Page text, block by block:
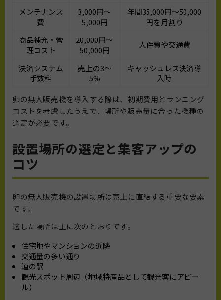
メンテナンス
費
3,000円～
5,000円
年間35,000円～50,000
円を月割り
商品補充・管
理コスト
20,000円～
50,000円
人件費や交通費
決済システム
手数料
売上の3～
5%
キャッシュレス決済導
入時
卵の無人販売機を導入する際は、初期費用とランニング
コストを考慮したうえで、場所や販売量に合った機種の
選定が必要です。
設置場所の選定と集客アップの
コツ
卵の無人販売機の設置場所は売上に直結する重要な要素
です。
適した場所は主に次のとおりです。
住宅地やマンションの近隣
交通量の多い通り
道の駅
観光スポット周辺（地域特産品として観光客にアピー
ル）